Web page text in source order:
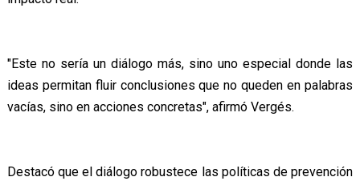
"Este no sería un diálogo más, sino uno especial donde las
ideas permitan fluir conclusiones que no queden en palabras
vacías, sino en acciones concretas", afirmó Vergés.
Destacó que el diálogo robustece las políticas de prevención